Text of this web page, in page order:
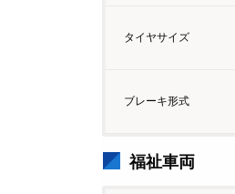
タイヤサイズ
ブレーキ形式
福祉車両